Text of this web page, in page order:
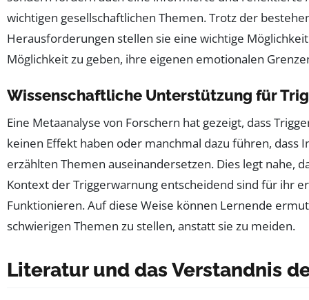
wichtigen gesellschaftlichen Themen. Trotz der
Herausforderungen stellen sie eine wichtige
Möglichkeit zu geben, ihre eigenen emotionalen
Wissenschaftliche Unterstützung für
Eine Metaanalyse von Forschern hat gezeigt, dass
keinen Effekt haben oder manchmal dazu führen, dass
erzählten Themen auseinandersetzen. Dies legt nahe,
Kontext der Triggerwarnung entscheidend sind für ihr
Funktionieren. Auf diese Weise können Lernende
schwierigen Themen zu stellen, anstatt sie zu meiden.
Literatur und das Verstandnis